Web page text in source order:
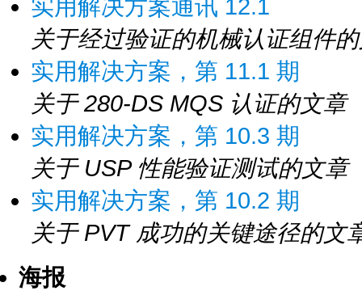
实用解决方案通讯 12.1
关于经过验证的机械认证组件
实用解决方案，第 11.1 期
关于 280-DS MQS 认证的文章
实用解决方案，第 10.3 期
关于 USP 性能验证测试的文章
实用解决方案，第 10.2 期
关于 PVT 成功的关键途径的文
海报